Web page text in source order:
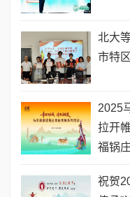
北大
市特
2025
拉开
福锅
祝贺